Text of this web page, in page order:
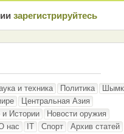
зарeгиcтрирyйтeсь
и техника Политика
Центральная Азия
Истории
Новости оружия
нас IT Спорт
Архив статей